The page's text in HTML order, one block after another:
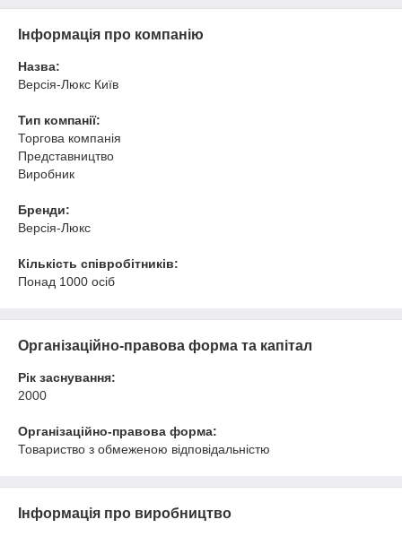
Інформація про компанію
Назва:
Версія-Люкс Київ
Тип компанії:
Торгова компанія
Представництво
Виробник
Бренди:
Версія-Люкс
Кількість співробітників:
Понад 1000 осіб
Організаційно-правова форма та капітал
Рік заснування:
2000
Організаційно-правова форма:
Товариство з обмеженою відповідальністю
Інформація про виробництво